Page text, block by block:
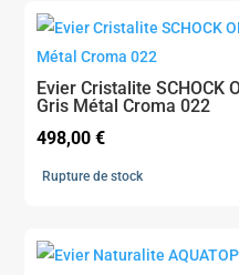
Evier Cristalite SCHOCK
Gris Métal Croma 022
498,00€
Rupture de stock